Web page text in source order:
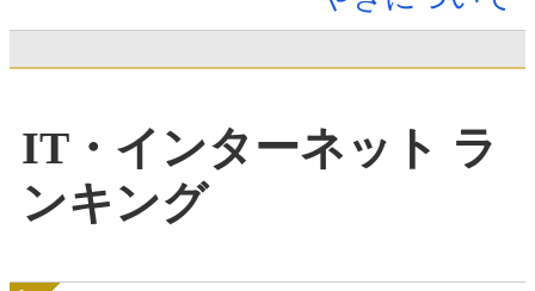
IT・インターネット ラ
ンキング